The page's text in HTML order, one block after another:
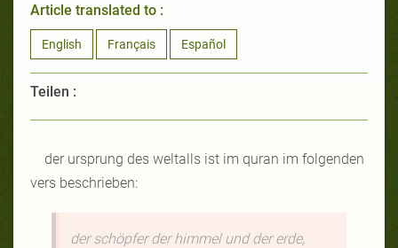
Article translated to :
English Français Español
Teilen :
der ursprung des weltalls ist im quran im folgenden
vers beschrieben:
der schöpfer der himmel und der erde,